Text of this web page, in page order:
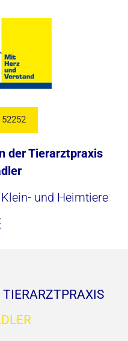
der Tierarztpraxis
und Heimtiere
TIERARZTPRAXIS